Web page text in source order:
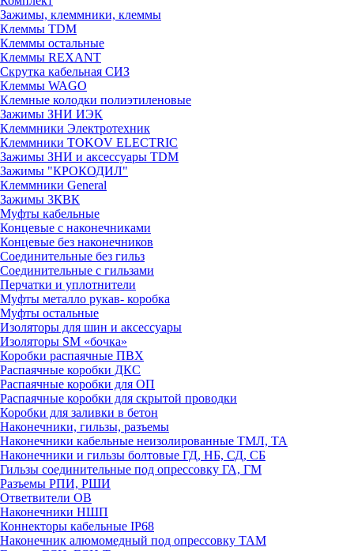
Зажимы, клеммники, клеммы
Клеммы TDM
Клеммы остальные
Клеммы REXANT
Скрутка кабельная СИЗ
Клеммы WAGO
Клемные колодки полиэтиленовые
Зажимы ЗНИ ИЭК
Клеммники Электротехник
Клеммники TOKOV ELECTRIC
Зажимы ЗНИ и аксессуары TDM
Зажимы "КРОКОДИЛ"
Клеммники General
Зажимы 3КВК
Муфты кабельные
Концевые с наконечниками
Концевые без наконечников
Соединительные без гильз
Соединительные с гильзами
Перчатки и уплотнители
Муфты металло рукав- коробка
Муфты остальные
Изоляторы для шин и аксессуары
Изоляторы SM «бочка»
Коробки распаячные ПВХ
Распаячные коробки ДКС
Распаячные коробки для ОП
Распаячные коробки для скрытой проводки
Коробки для заливки в бетон
Наконечники, гильзы, разъемы
Наконечники кабельные неизолированные ТМЛ, ТА
Наконечники и гильзы болтовые ГД, НБ, СД, СБ
Гильзы соединительные под опрессовку ГА, ГМ
Разъемы РПИ, РШИ
Ответвители ОВ
Наконечники НШП
Коннекторы кабельные IP68
Наконечник алюмомедный под опрессовку ТАМ